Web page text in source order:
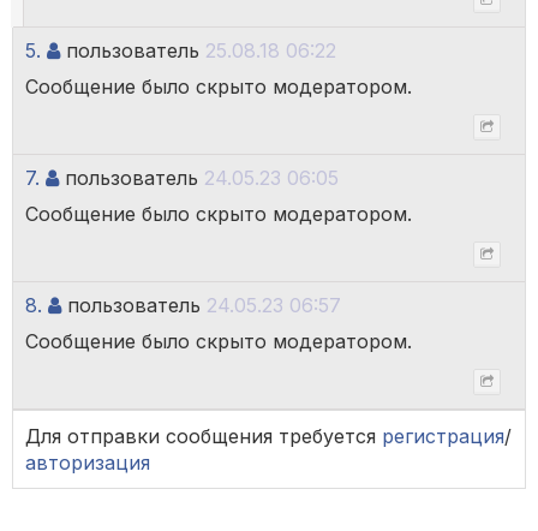
5. пользователь 25.08.18 06:22
Сообщение было скрыто модератором.
7. пользователь 24.05.23 06:05
Сообщение было скрыто модератором.
8. пользователь 24.05.23 06:57
Сообщение было скрыто модератором.
Для отправки сообщения требуется регистрация/
авторизация